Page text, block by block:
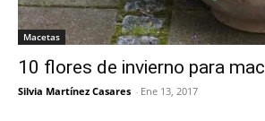
Macetas
10 flores de invierno para
Silvia Martínez Casares - Ene 13, 2017